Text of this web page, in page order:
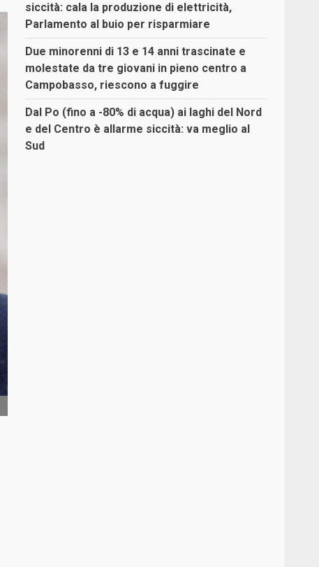
siccità: cala la produzione di elettricità,
Parlamento al buio per risparmiare
Due minorenni di 13 e 14 anni trascinate e
molestate da tre giovani in pieno centro a
Campobasso, riescono a fuggire
Dal Po (fino a -80% di acqua) ai laghi del Nord
e del Centro è allarme siccità: va meglio al
Sud